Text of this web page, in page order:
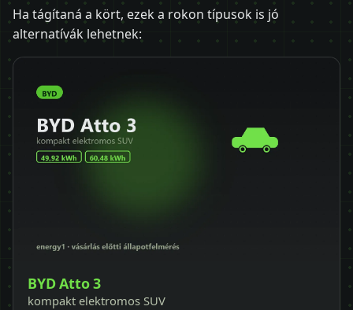
Ha tágítaná a kört, ezek a rokon típusok is jó
alternatívák lehetnek:
BYD Atto 3
kompakt elektromos SUV